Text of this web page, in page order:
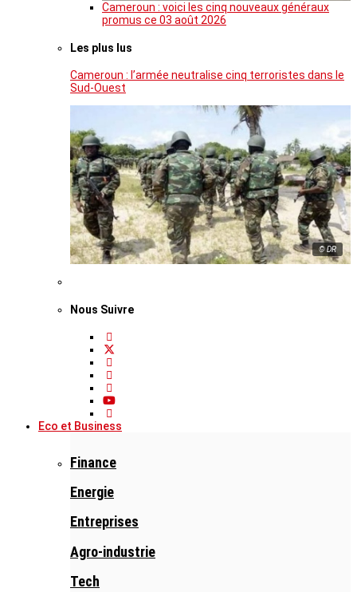
Cameroun : voici les cinq nouveaux généraux
promus ce 03 août 2026
Les plus lus
Cameroun : l’armée neutralise cinq terroristes dans le
Sud-Ouest
© DR
Nous Suivre
Eco et Business
Finance
Energie
Entreprises
Agro-industrie
Tech